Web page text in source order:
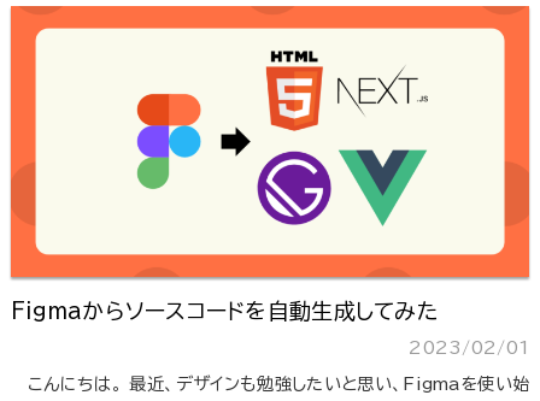
Figmaからソースコードを自動生成してみた
2023/02/01
こんにちは。 最近、デザインも勉強したいと思い、Figmaを使い始